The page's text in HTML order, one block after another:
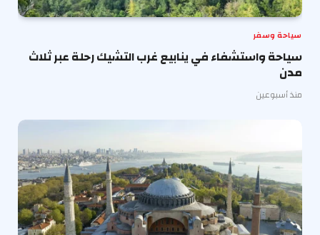
سياحة وسفر
سياحة واستشفاء في ينابيع غرب التشيك رحلة عبر ثلاث
مدن
منذ أسبوعين